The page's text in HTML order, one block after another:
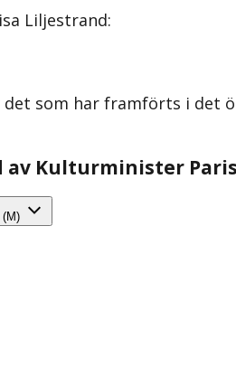
Liljestrand:
som har framförts i det
av Kulturminister